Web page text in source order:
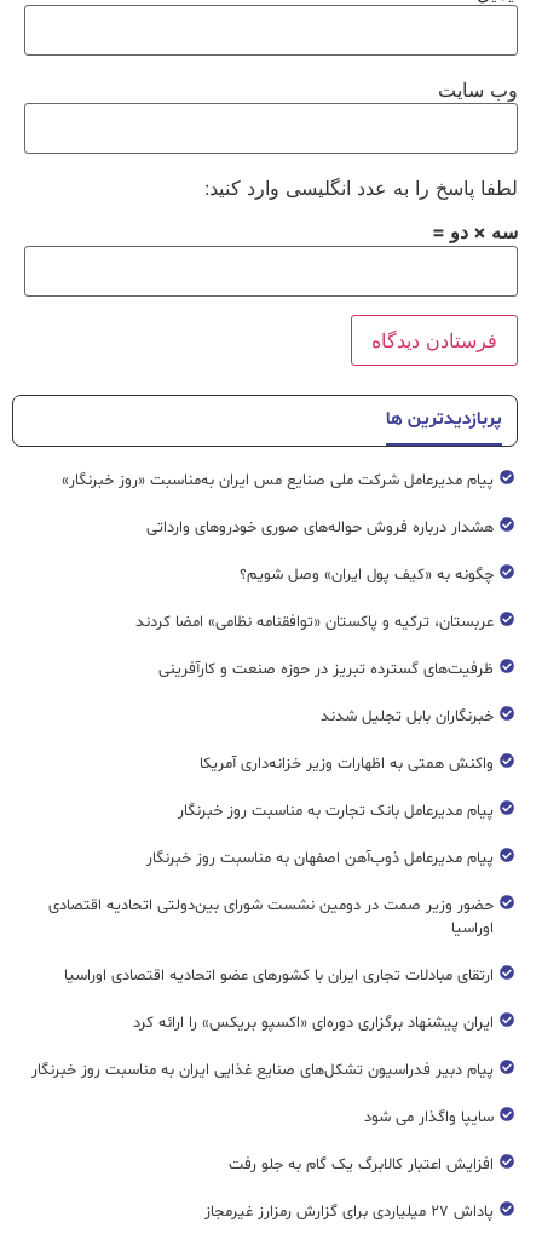
وب‌ سایت
لطفا پاسخ را به عدد انگلیسی وارد کنید:
سه × دو =
پربازدیدترین ها
پیام مدیرعامل شرکت ملی صنایع مس ایران به‌مناسبت «روز خبرنگار»
هشدار درباره فروش حواله‌های صوری خودروهای وارداتی
چگونه به «کیف پول ایران» وصل شویم؟
عربستان، ترکیه و پاکستان «توافقنامه نظامی» امضا کردند
ظرفیت‌های گسترده‌ تبریز در حوزه صنعت و کارآفرینی
خبرنگاران بابل تجلیل شدند
واکنش همتی به اظهارات وزیر خزانه‌داری آمریکا
پیام مدیرعامل بانک تجارت به مناسبت روز خبرنگار
پیام مدیرعامل ذوب‌آهن اصفهان به مناسبت روز خبرنگار
حضور وزیر صمت در دومین نشست شورای بین‌دولتی اتحادیه اقتصادی
اوراسیا
ارتقای مبادلات تجاری ایران با کشورهای عضو اتحادیه اقتصادی اوراسیا
ایران پیشنهاد برگزاری دوره‌ای «اکسپو بریکس» را ارائه کرد
پیام دبیر فدراسیون تشکل‌های صنایع غذایی ایران به مناسبت روز خبرنگار
سایپا واگذار می شود
افزایش اعتبار کالابرگ یک گام به جلو رفت
پاداش ۲۷ میلیاردی برای گزارش رمزارز غیرمجاز